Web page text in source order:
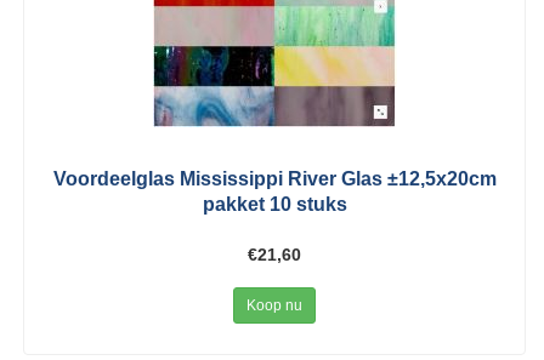
Voordeelglas Mississippi River Glas ±12,5x20cm
pakket 10 stuks
€21,60
Koop nu